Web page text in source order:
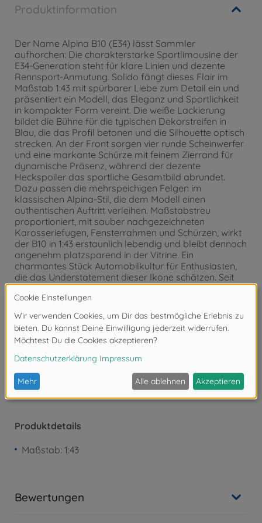
Produktinformation
Der Name Alpina B10 (E34) lässt Sammler
aufhorchen: Die charakterstarke Sportlimousine der
E34-Generation steht für klare Linien und dezente
Rennsport-Anmutung. Solido fängt dieses Flair im
Maßstab 1:43 mit spürbarer Liebe zum Detail ein und
präsentiert ein Modell, das Eleganz und Sportlichkeit
in kompakter Form vereint. Die weiße Lackierung
bildet die Bühne für die typischen Dekorstreifen in
Blau, die das Profil betonen und die Silhouette optisch
strecken. An der Front sorgen vier runde Scheinwerfer
und eine markante Schürze mit feinem Zierrand für
dynamische Präsenz, während der dezente
Heckspoiler das sportliche Gesamtbild abrundet.
Dazu passen die mehrspeichigen Felgen im
klassischen Alpina-Stil, die dem Modell einen
authentischen Auftritt verleihen. Maßstabstreu
proportioniert, mit sauber nachgezeichneten
Karosseriefugen, Fensterrahmen und Schürzen, wirkt
der B10 in 1:43 erstaunlich lebendig und bleibt dennoch
angenehm platzsparend in der Vitrine. Ein
charmantes Stück Automobilkultur für Enthusiasten,
die das Understatement dieser Ikone schätzen. Seit
1932 steht Solido für detailgetreue Diecast-Modelle
ikonischer Fahrzeuge – von Oldtimern bis modernen
Sportwagen.
Achtung!Nicht geeignet für Kinder unter 3
Jahren. Erstickungsgefahr durch Kleinteile.
Produktdetails
Maßstab: 1:43
Bewertungen